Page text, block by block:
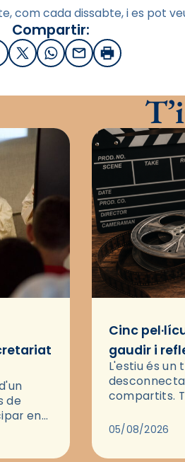
com cada dissabte, i es pot
Compartir:
X / Twitter
WhatsApp
EmailImprimir
de
en
pel
Cinc
gaudir i
L'estiu és un
compartits.
través del
05/08/2026